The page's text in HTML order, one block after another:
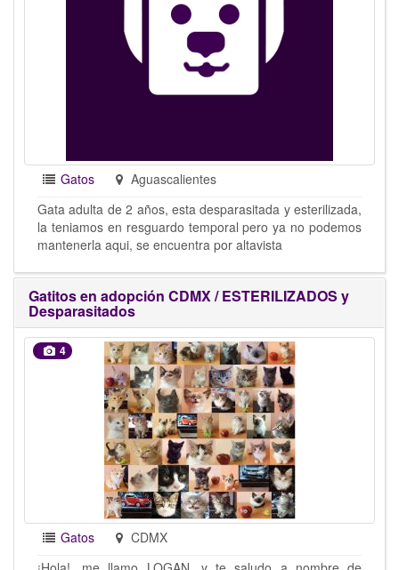
Gatos
Aguascalientes
Gata adulta de 2 años, esta desparasitada y esterilizada,
la teniamos en resguardo temporal pero ya no podemos
mantenerla aqui, se encuentra por altavista
Gatitos en adopción CDMX / ESTERILIZADOS y
Desparasitados
4
Gatos
CDMX